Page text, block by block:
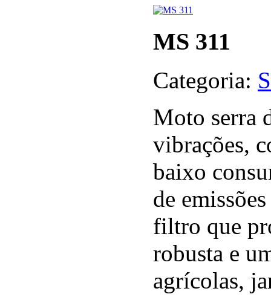
MS 311
Categoria:
Moto serra
vibrações,
baixo
de
filtro que
robusta e
agrícolas,